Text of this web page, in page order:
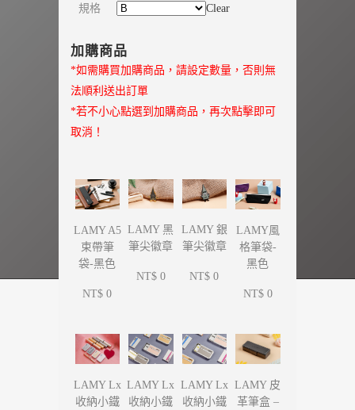
規格 Clear
加購商品
*如需購買加購商品，請設定數量，否則無
法順利送出訂單
*若不小心點選到加購商品，再次點擊即可
取消！
LAMY A5
束帶筆
袋-黑色
NT$ 0
LAMY 黑
筆尖徽章
NT$ 0
LAMY 銀
筆尖徽章
NT$ 0
LAMY風
格筆袋-
黑色
NT$ 0
LAMY Lx
收納小鐵
LAMY Lx
收納小鐵
LAMY Lx
收納小鐵
LAMY 皮
革筆盒 –